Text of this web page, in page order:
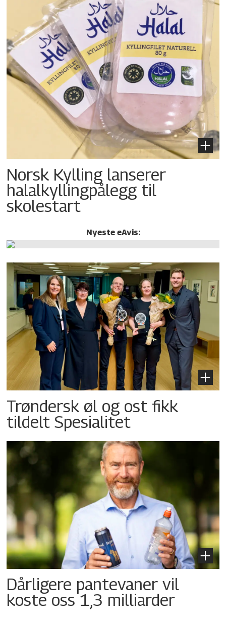
Norsk Kylling lanserer
halalkylling­pålegg til
skolestart
Nyeste eAvis:
Trøndersk øl og ost fikk
tildelt Spesialitet
Dårligere pantevaner vil
koste oss 1,3 milliarder